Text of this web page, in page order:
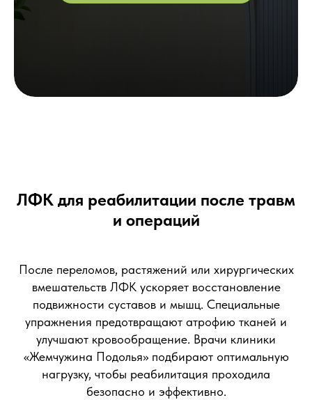
ЛФК для реабилитации после травм
и операций
После переломов, растяжений или хирургических
вмешательств ЛФК ускоряет восстановление
подвижности суставов и мышц. Специальные
упражнения предотвращают атрофию тканей и
улучшают кровообращение. Врачи клиники
«Жемчужина Подолья» подбирают оптимальную
нагрузку, чтобы реабилитация проходила
безопасно и эффективно.